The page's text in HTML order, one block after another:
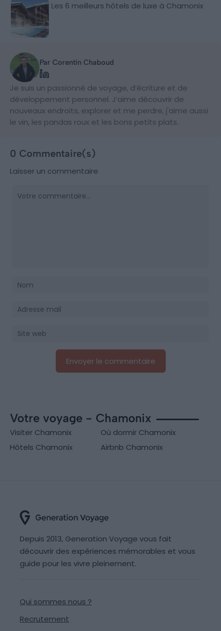
Les 6 meilleurs hôtels de luxe à Chamonix
Par Corentin Chaboud
Je suis un passionné de voyage, d’écriture et de
développement personnel. J’aime découvrir de
nouveaux endroits, explorer et me perdre, j'aime aussi
le vin, les pandas roux et les bons petits plats.
0 Commentaire(s)
Laisser un commentaire
Votre voyage - Chamonix
Visiter Chamonix
Où dormir Chamonix
Hôtels Chamonix
Airbnb Chamonix
Depuis 2013, Generation Voyage vous fait
découvrir des expériences mémorables et vous
guide pour les vivre pleinement.
Qui sommes nous ?
Recrutement